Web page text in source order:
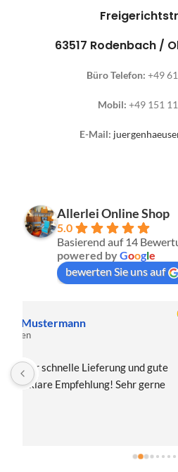
63517 Rodenbach /
Büro Telefon: +49
Mobil: +49 151
E-Mail:
Allerlei Online Shop
5.0
Basierend auf 14
powered byGoogle
bewerten Sie uns auf
Christa Meis
Toller Shop, Top Qualität.
Hammer war der
Samstag geliefert! Mega, nur